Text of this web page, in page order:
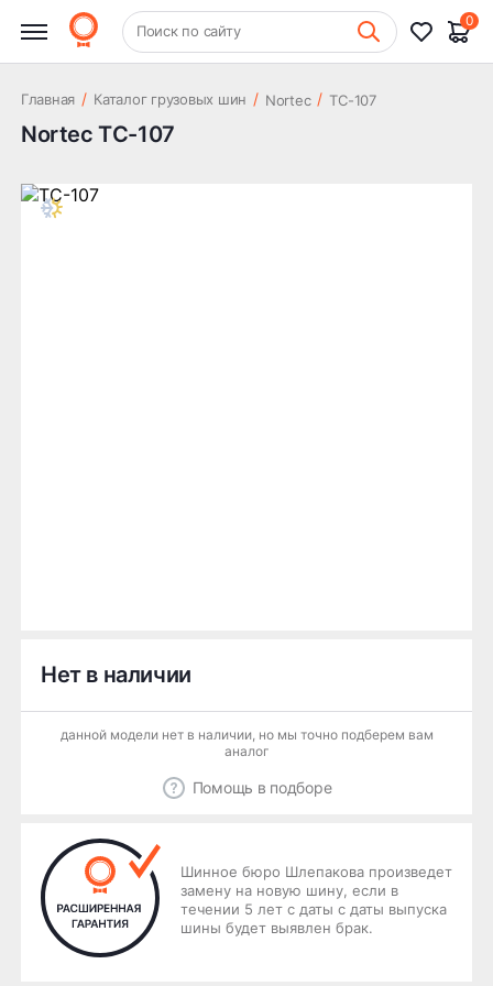
+7 (831) 261-35-35 Шиномонтаж
Поиск по сайту
0
Главная / Каталог грузовых шин / Nortec / TС-107
Nortec TС-107
Нет в наличии
данной модели нет в наличии, но мы точно подберем вам
аналог
Помощь в подборе
Шинное бюро Шлепакова произведет
замену на новую шину, если в
течении 5 лет с даты с даты выпуска
шины будет выявлен брак.